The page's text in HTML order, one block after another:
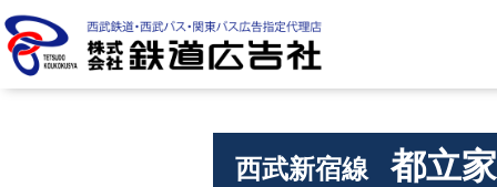
西武新宿線 都立